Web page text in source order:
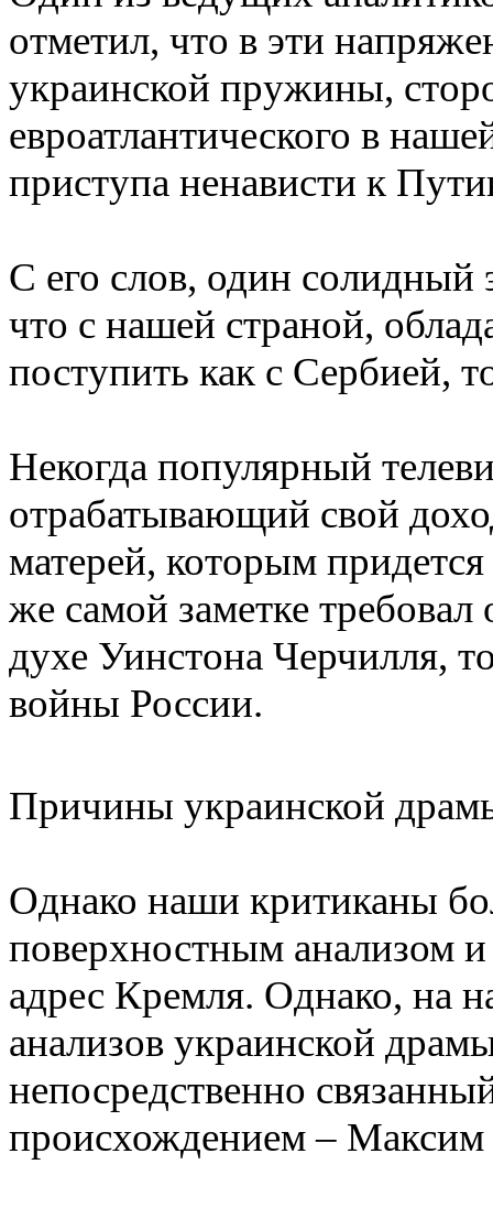
отметил, что в эти
украинской пружины,
евроатлантического в
приступа ненависти к
С его слов, один солидный
что с нашей страной,
поступить как с Сербией,
Некогда популярный
отрабатывающий свой
матерей, которым
же самой заметке
духе Уинстона Черчилля,
войны России.
Причины украинской
Однако наши критиканы
поверхностным анализом
адрес Кремля. Однако, на
анализов украинской
непосредственно
происхождением –